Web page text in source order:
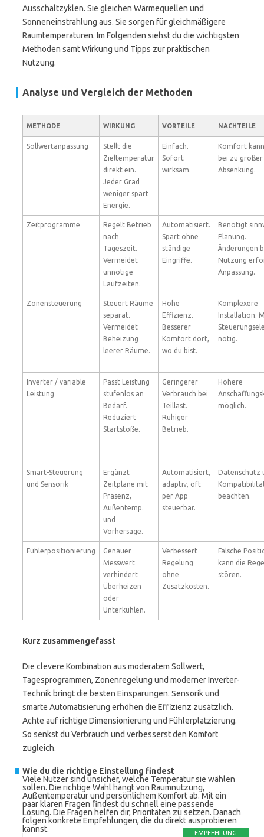
Ausschaltzyklen. Sie gleichen Wärmequellen und
Sonneneinstrahlung aus. Sie sorgen für gleichmäßigere
Raumtemperaturen. Im Folgenden siehst du die wichtigsten
Methoden samt Wirkung und Tipps zur praktischen
Nutzung.
Analyse und Vergleich der Methoden
METHODE WIRKUNG VORTEILE NACHTEILE
Sollwertanpassung
Stellt die
Zieltemperatur
direkt ein.
Jeder Grad
weniger spart
Energie.
Einfach.
Sofort
wirksam.
Komfort
bei zu großer
Absenkung.
Zeitprogramme
Regelt Betrieb
nach
Tageszeit.
Vermeidet
unnötige
Laufzeiten.
Automatisiert.
Spart ohne
ständige
Eingriffe.
Benötigt
Planung.
Änderungen
Nutzung
Anpassung.
Zonensteuerung
Steuert Räume
separat.
Vermeidet
Beheizung
leerer Räume.
Hohe
Effizienz.
Besserer
Komfort dort,
wo du bist.
Komplexere
Installation.
nötig.
Inverter / variable
Leistung
Passt Leistung
stufenlos an
Bedarf.
Reduziert
Startstöße.
Geringerer
Verbrauch bei
Teillast.
Ruhiger
Betrieb.
Höhere
möglich.
Smart-Steuerung
und Sensorik
Ergänzt
Zeitpläne mit
Präsenz,
Außentemp.
und
Vorhersage.
Automatisiert,
adaptiv, oft
per App
steuerbar.
Datenschutz
beachten.
Fühlerpositionierung
Genauer
Messwert
verhindert
Überheizen
oder
Unterkühlen.
Verbessert
Regelung
ohne
Zusatzkosten.
Falsche
kann die
stören.
Kurz zusammengefasst
Die clevere Kombination aus moderatem Sollwert,
Tagesprogrammen, Zonenregelung und moderner Inverter-
Technik bringt die besten Einsparungen. Sensorik und
smarte Automatisierung erhöhen die Effizienz zusätzlich.
Achte auf richtige Dimensionierung und Fühlerplatzierung.
So senkst du Verbrauch und verbesserst den Komfort
zugleich.
Wie du die richtige Einstellung findest
Viele Nutzer sind unsicher, welche Temperatur sie wählen
sollen. Die richtige Wahl hängt von Raumnutzung,
Außentemperatur und persönlichem Komfort ab. Mit ein
paar klaren Fragen findest du schnell eine passende
Lösung. Die Fragen helfen dir, Prioritäten zu setzen. Danach
folgen konkrete Empfehlungen, die du direkt ausprobieren
kannst.
EMPFEHLUNG